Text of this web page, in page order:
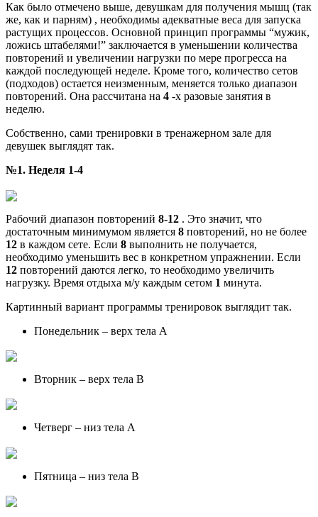
Как было отмечено выше, девушкам для получения мышц (так
же, как и парням) , необходимы адекватные веса для запуска
растущих процессов. Основной принцип программы “мужик,
ложись штабелями!” заключается в уменьшении количества
повторений и увеличении нагрузки по мере прогресса на
каждой последующей неделе. Кроме того, количество сетов
(подходов) остается неизменным, меняется только диапазон
повторений. Она рассчитана на 4 -х разовые занятия в
неделю.
Собственно, сами тренировки в тренажерном зале для
девушек выглядят так.
№1. Неделя 1-4
Рабочий диапазон повторений 8-12 . Это значит, что
достаточным минимумом является 8 повторений, но не более
12 в каждом сете. Если 8 выполнить не получается,
необходимо уменьшить вес в конкретном упражнении. Если
12 повторений даются легко, то необходимо увеличить
нагрузку. Время отдыха м/у каждым сетом 1 минута.
Картинный вариант программы тренировок выглядит так.
Понедельник – верх тела А
Вторник – верх тела В
Четверг – низ тела А
Пятница – низ тела В